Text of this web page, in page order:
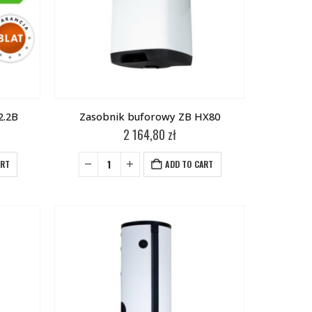
Zasobnik buforowy ZB HX80
2 164,80 zł
ADD TO CART